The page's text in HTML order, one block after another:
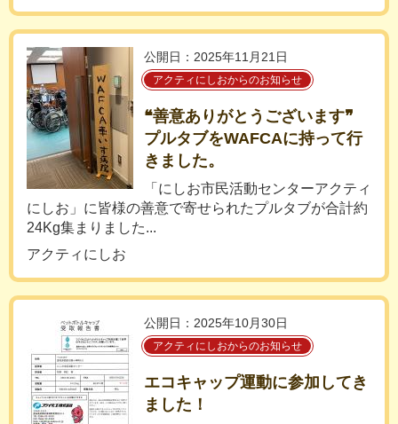
公開日：2025年11月21日
アクティにしおからのお知らせ
❝善意ありがとうございます❞
プルタブをWAFCAに持って行
きました。
「にしお市民活動センターアクティ
にしお」に皆様の善意で寄せられたプルタブが合計約
24Kg集まりました...
アクティにしお
公開日：2025年10月30日
アクティにしおからのお知らせ
エコキャップ運動に参加してき
ました！